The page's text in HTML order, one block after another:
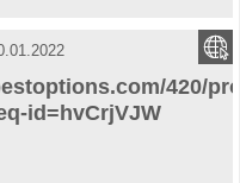
420/
id=hvCrjVJW